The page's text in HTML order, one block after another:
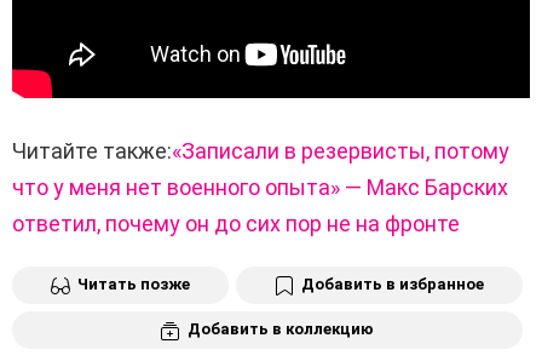
Читайте также:«Записали в резервисты, потому
что у меня нет военного опыта» — Макс Барских
ответил, почему он до сих пор не на фронте
Читать позже Добавить в избранное
Добавить в коллекцию